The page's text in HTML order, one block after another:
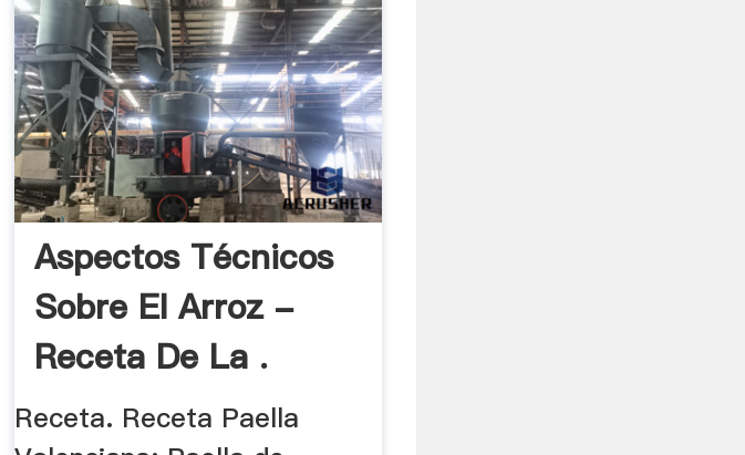
Aspectos Técnicos
Sobre El Arroz -
Receta De La .
Receta. Receta Paella